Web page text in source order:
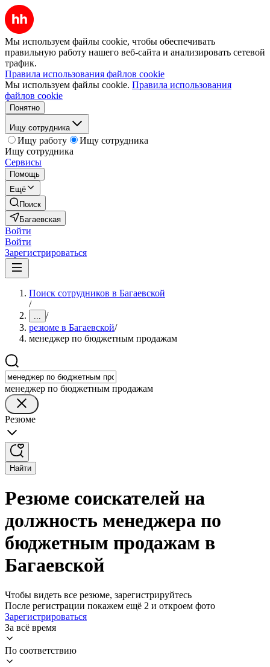
Мы используем файлы cookie, чтобы обеспечивать
правильную работу нашего веб-сайта и анализировать сетевой
трафик.
Правила использования файлов cookie
Мы используем файлы cookie. Правила использования
файлов cookie
Понятно
Ищу сотрудника
Ищу работу
Ищу сотрудника
Ищу сотрудника
Сервисы
Помощь
Ещё
Поиск
Багаевская
Войти
Войти
Зарегистрироваться
Поиск сотрудников в Багаевской
/
... /
резюме в Багаевской/
менеджер по бюджетным продажам
менеджер по бюджетным продажам
Резюме
Найти
Резюме соискателей на
должность менеджера по
бюджетным продажам в
Багаевской
Чтобы видеть все резюме, зарегистрируйтесь
После регистрации покажем ещё 2 и откроем фото
Зарегистрироваться
За всё время
По соответствию